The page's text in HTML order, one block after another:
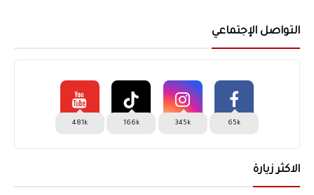
التواصل الإجتماعي
65k
345k
166k
481k
الاكثر زيارة